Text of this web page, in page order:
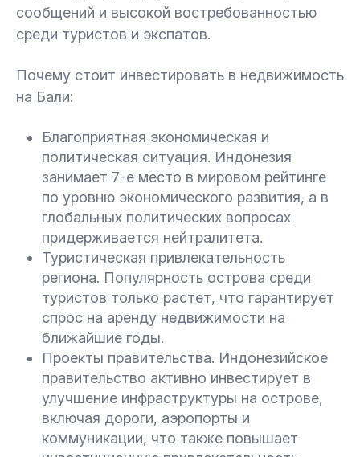
сообщений и высокой востребованностью
среди туристов и экспатов.
Почему стоит инвестировать в недвижимость
на Бали:
Благоприятная экономическая и
политическая ситуация. Индонезия
занимает 7-е место в мировом рейтинге
по уровню экономического развития, а в
глобальных политических вопросах
придерживается нейтралитета.
Туристическая привлекательность
региона. Популярность острова среди
туристов только растет, что гарантирует
спрос на аренду недвижимости на
ближайшие годы.
Проекты правительства. Индонезийское
правительство активно инвестирует в
улучшение инфраструктуры на острове,
включая дороги, аэропорты и
коммуникации, что также повышает